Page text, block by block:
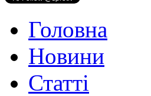
Головна
Новини
Статті